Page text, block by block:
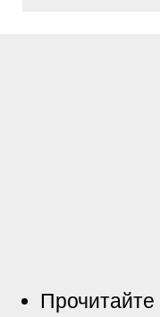
Прочитайте